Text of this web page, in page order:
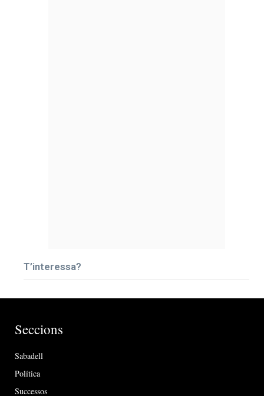
T’interessa?
Seccions
Sabadell
Política
Successos